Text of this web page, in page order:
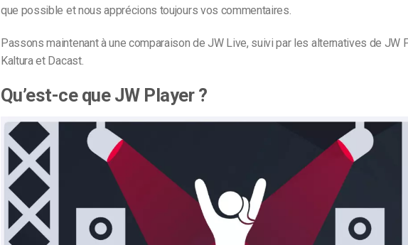
que possible et nous apprécions toujours vos commentaires.
Passons maintenant à une comparaison de JW Live, suivi par les alternatives de JW
Kaltura et Dacast.
Qu’est-ce que JW Player ?